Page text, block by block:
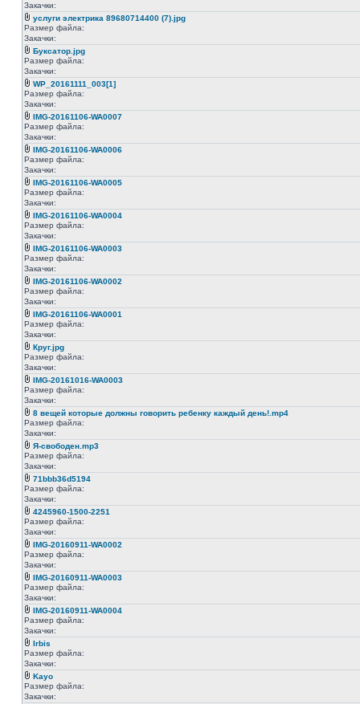
Закачки:
услуги электрика 89680714400 (7).jpg
Размер файла:
Закачки:
Буксатор.jpg
Размер файла:
Закачки:
WP_20161111_003[1]
Размер файла:
Закачки:
IMG-20161106-WA0007
Размер файла:
Закачки:
IMG-20161106-WA0006
Размер файла:
Закачки:
IMG-20161106-WA0005
Размер файла:
Закачки:
IMG-20161106-WA0004
Размер файла:
Закачки:
IMG-20161106-WA0003
Размер файла:
Закачки:
IMG-20161106-WA0002
Размер файла:
Закачки:
IMG-20161106-WA0001
Размер файла:
Закачки:
Круг.jpg
Размер файла:
Закачки:
IMG-20161016-WA0003
Размер файла:
Закачки:
8 вещей которые должны говорить ребенку каждый день!.mp4
Размер файла:
Закачки:
Я-свободен.mp3
Размер файла:
Закачки:
71bbb36d5194
Размер файла:
Закачки:
4245960-1500-2251
Размер файла:
Закачки:
IMG-20160911-WA0002
Размер файла:
Закачки:
IMG-20160911-WA0003
Размер файла:
Закачки:
IMG-20160911-WA0004
Размер файла:
Закачки:
Irbis
Размер файла:
Закачки:
Kayo
Размер файла:
Закачки: